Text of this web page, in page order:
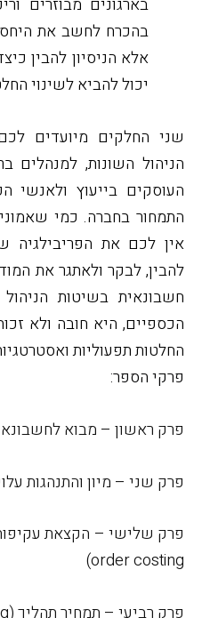
בארגונים מבוזרים
בהכרח לחשב את
אלא הניסיון להבין
יכול להביא לשינוי
שני החלקים מיועדים
הניהול השונות, למנהלים
העוסקים בייעוץ
התמחור בחברה. כמי
אין לכם את
להבין, לבקר ולאתגר את
חשבונאית בשיטות
הכספיים, היא חובה ולא
החלטות תפעוליות
פרקי הספר:
פרק ראשון – מבוא
פרק שני – מיון והתנהגות
פרק שלישי – הקצאת
order costing
)